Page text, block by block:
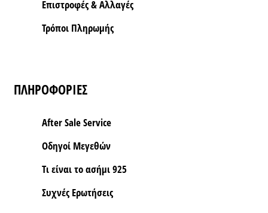
Επιστροφές & Αλλαγές
Τρόποι Πληρωμής
ΠΛΗΡΟΦΟΡΙΕΣ
After Sale Service
Οδηγοί Μεγεθών
Τι είναι το ασήμι 925
Συχνές Ερωτήσεις